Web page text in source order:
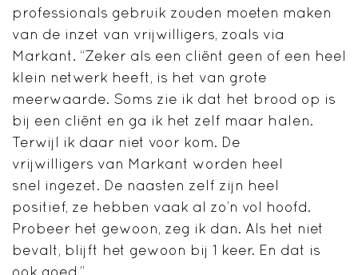
professionals gebruik zouden moeten maken
van de inzet van vrijwilligers, zoals via
Markant. “Zeker als een cliënt geen of een heel
klein netwerk heeft, is het van grote
meerwaarde. Soms zie ik dat het brood op is
bij een cliënt en ga ik het zelf maar halen.
Terwijl ik daar niet voor kom. De
vrijwilligers van Markant worden heel
snel ingezet. De naasten zelf zijn heel
positief, ze hebben vaak al zo’n vol hoofd.
Probeer het gewoon, zeg ik dan. Als het niet
bevalt, blijft het gewoon bij 1 keer. En dat is
ook goed.”